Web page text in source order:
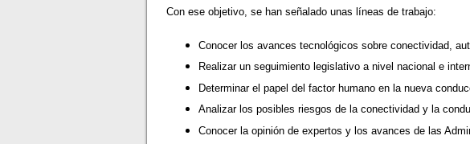
Con ese objetivo, se han señalado unas líneas de trabajo:
Conocer los avances tecnológicos sobre conectividad,
Realizar un seguimiento legislativo a nivel nacional e
Determinar el papel del factor humano en la nueva
Analizar los posibles riesgos de la conectividad y la
Conocer la opinión de expertos y los avances de las